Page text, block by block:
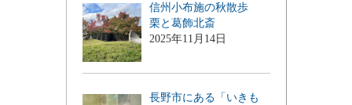
信州小布施の秋散歩
栗と葛飾北斎
2025年11月14日
長野市にある「いきも